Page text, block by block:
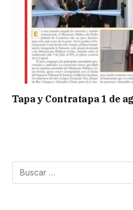
Tapa y Contratapa 1 de